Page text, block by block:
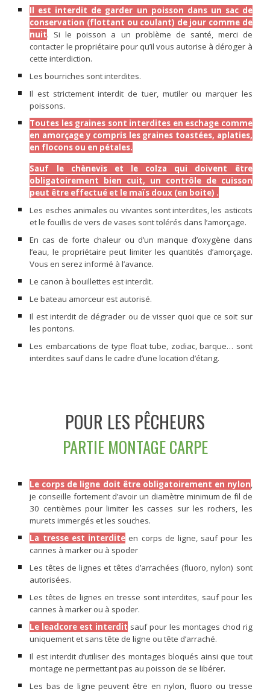
Il est interdit de garder un poisson dans un sac de
conservation (flottant ou coulant) de jour comme de
nuit. Si le poisson a un problème de santé, merci de
contacter le propriétaire pour qu’il vous autorise à déroger à
cette interdiction.
Les bourriches sont interdites.
Il est strictement interdit de tuer, mutiler ou marquer les
poissons.
Toutes les graines sont interdites en eschage comme
en amorçage y compris les graines toastées, aplaties,
en flocons ou en pétales.
Sauf le chènevis et le colza qui doivent être
obligatoirement bien cuit, un contrôle de cuisson
peut être effectué et le maïs doux (en boite) .
Les esches animales ou vivantes sont interdites, les asticots
et le fouillis de vers de vases sont tolérés dans l’amorçage.
En cas de forte chaleur ou d’un manque d’oxygène dans
l’eau, le propriétaire peut limiter les quantités d’amorçage.
Vous en serez informé à l’avance.
Le canon à bouillettes est interdit.
Le bateau amorceur est autorisé.
Il est interdit de dégrader ou de visser quoi que ce soit sur
les pontons.
Les embarcations de type float tube, zodiac, barque… sont
interdites sauf dans le cadre d’une location d’étang.
POUR LES PÊCHEURS
PARTIE MONTAGE CARPE
Le corps de ligne doit être obligatoirement en nylon,
je conseille fortement d’avoir un diamètre minimum de fil de
30 centièmes pour limiter les casses sur les rochers, les
murets immergés et les souches.
La tresse est interdite en corps de ligne, sauf pour les
cannes à marker ou à spoder
Les têtes de lignes et têtes d’arrachées (fluoro, nylon) sont
autorisées.
Les têtes de lignes en tresse sont interdites, sauf pour les
cannes à marker ou à spoder.
Le leadcore est interdit sauf pour les montages chod rig
uniquement et sans tête de ligne ou tête d’arraché.
Il est interdit d’utiliser des montages bloqués ainsi que tout
montage ne permettant pas au poisson de se libérer.
Les bas de ligne peuvent être en nylon, fluoro ou tresse